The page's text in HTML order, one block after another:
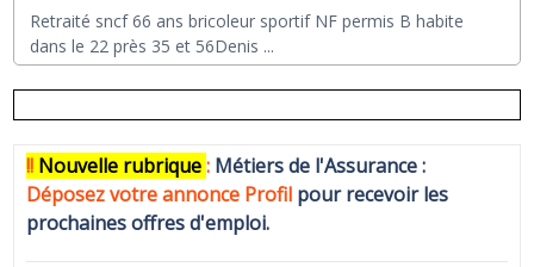
Retraité sncf 66 ans bricoleur sportif NF permis B habite
dans le 22 près 35 et 56Denis ...
!! Nouvelle rubrique: Métiers de l'Assurance :
Déposez votre annonce Profil pour recevoir les
prochaines offres d'emploi.